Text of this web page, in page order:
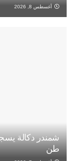
أغسطس 8, 2026
طن